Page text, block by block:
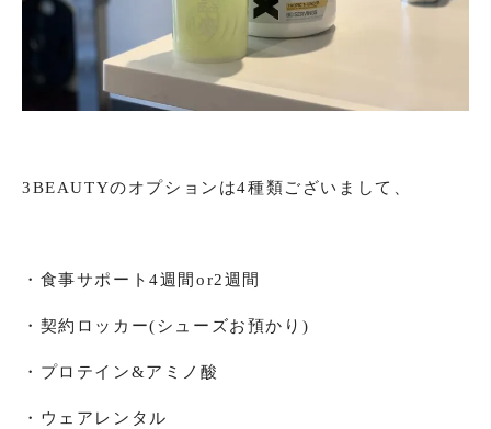
3BEAUTYのオプションは4種類ございまして、
・食事サポート4週間or2週間
・契約ロッカー(シューズお預かり)
・プロテイン&アミノ酸
・ウェアレンタル